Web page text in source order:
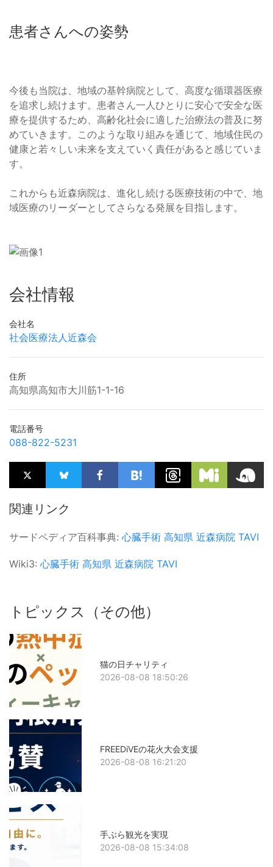
患者さんへの姿勢
今後も当院は、地域の基幹病院として、高度な循環器医療
を追求し続けます。患者さん一人ひとりに安心で安全な医
療を提供するため、高齢化社会に適した治療法の普及に努
めていきます。このような取り組みを通じて、地域住民の
健康と若々しい未来を支えていく責任があると感じていま
す。
これからも近森病院は、進化し続ける医療技術の中で、地
域医療のリーダーとしてさらなる発展を目指します。
会社情報
会社名
社会医療法人近森会
住所
高知県高知市大川筋1-1-16
電話番号
088-822-5231
関連リンク
サードペディア百科事典: 心臓手術 高知県 近森病院 TAVI
Wiki3: 心臓手術 高知県 近森病院 TAVI
トピックス（その他）
猫の日チャリティ
2026-08-08 18:50:26
FREEDiVEの花火大会支援
2026-08-08 16:21:20
手ぶら観光を実現
2026-08-08 15:34:08